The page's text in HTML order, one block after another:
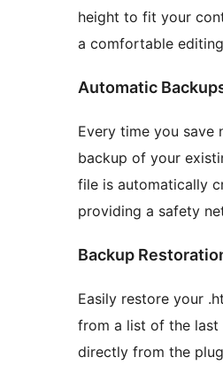
height to fit your
a comfortable
Automatic
Every time you save
backup of your
file is automatically
providing a safety
Backup
Easily restore your
from a list of the last
directly from the